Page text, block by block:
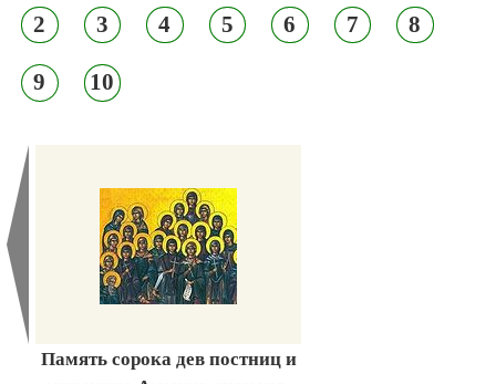
2 3 4 5 6 7 8
9 10
Память сорока дев постниц и